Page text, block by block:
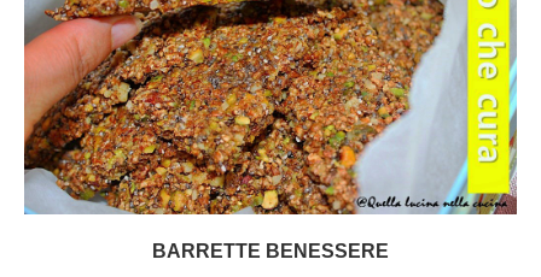
BARRETTE BENESSERE